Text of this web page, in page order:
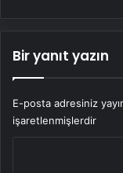
Bir yanıt yazın
E-posta adresiniz
işaretlenmişlerdir